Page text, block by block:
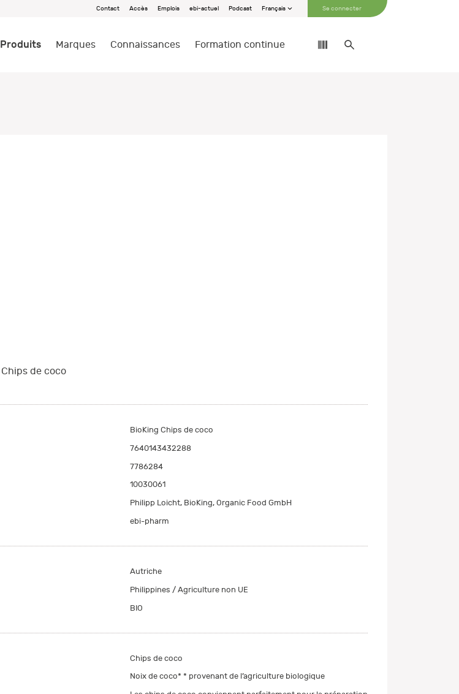
Contact Accès Emplois ebi-actuel Podcast Français Se connecter
Produits Marques Connaissances Formation continue
Chips de coco
BioKing Chips de coco
7640143432288
7786284
10030061
Philipp Loicht, BioKing, Organic Food GmbH
ebi-pharm
Autriche
Philippines / Agriculture non UE
BIO
Chips de coco
Noix de coco* * provenant de l’agriculture biologique